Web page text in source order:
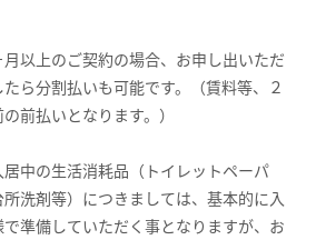
月以上のご契約の場合、お申し出いただ
たら分割払いも可能です。（賃料等、２
前払いとなります。）
居中の生活消耗品（トイレットペーパ
所洗剤等）につきましては、基本的に入
で準備していただく事となりますが、お